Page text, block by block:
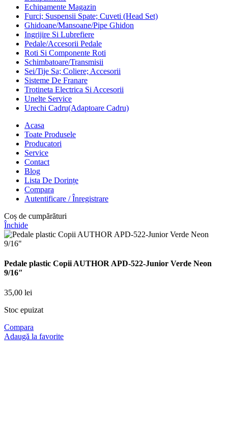
Echipamente Magazin
Furci; Suspensii Spate; Cuveti (Head Set)
Ghidoane/Mansoane/Pipe Ghidon
Ingrijire Si Lubrefiere
Pedale/Accesorii Pedale
Roti Si Componente Roti
Schimbatoare/Transmisii
Sei/Tije Sa; Coliere; Accesorii
Sisteme De Franare
Trotineta Electrica Si Accesorii
Unelte Service
Urechi Cadru(Adaptoare Cadru)
Acasa
Toate Produsele
Producatori
Service
Contact
Blog
Lista De Dorințe
Compara
Autentificare / Înregistrare
Coș de cumpărături
Închide
Pedale plastic Copii AUTHOR APD-522-Junior Verde Neon
9/16″
35,00 lei
Stoc epuizat
Compara
Adaugă la favorite